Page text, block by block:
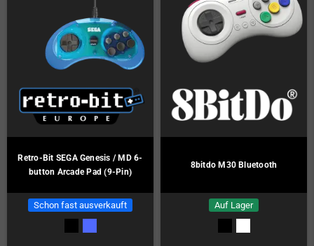
Retro-Bit SEGA Genesis / MD 6-
button Arcade Pad (9-Pin)
Schon fast ausverkauft
8bitdo M30 Bluetooth
Auf Lager